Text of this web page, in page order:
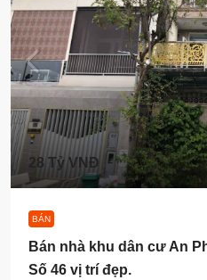
28 Tỷ VNĐ
BÁN
Bán nhà khu dân cư An
Số 46 vị trí đẹp.